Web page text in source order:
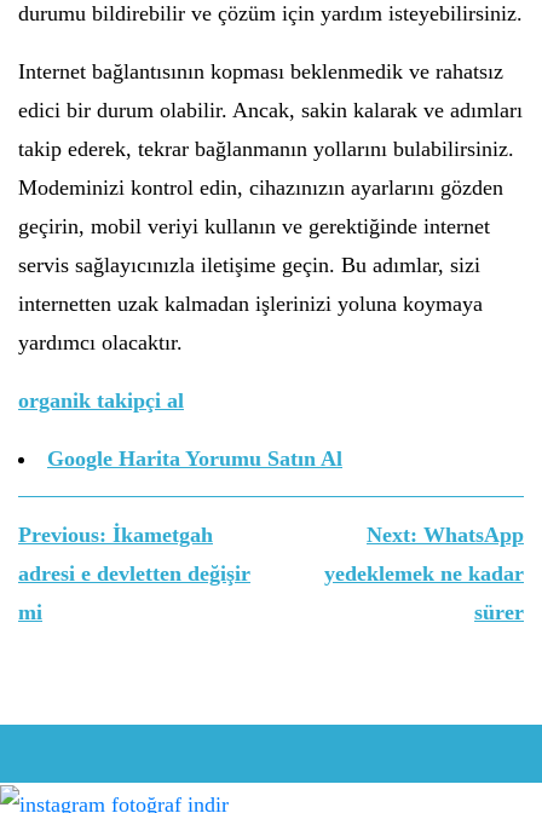
durumu bildirebilir ve çözüm için yardım isteyebilirsiniz.
Internet bağlantısının kopması beklenmedik ve rahatsız
edici bir durum olabilir. Ancak, sakin kalarak ve adımları
takip ederek, tekrar bağlanmanın yollarını bulabilirsiniz.
Modeminizi kontrol edin, cihazınızın ayarlarını gözden
geçirin, mobil veriyi kullanın ve gerektiğinde internet
servis sağlayıcınızla iletişime geçin. Bu adımlar, sizi
internetten uzak kalmadan işlerinizi yoluna koymaya
yardımcı olacaktır.
organik takipçi al
Google Harita Yorumu Satın Al
Yazı
gezinmesi
Previous: İkametgah
adresi e devletten değişir
mi
Next: WhatsApp
yedeklemek ne kadar
sürer